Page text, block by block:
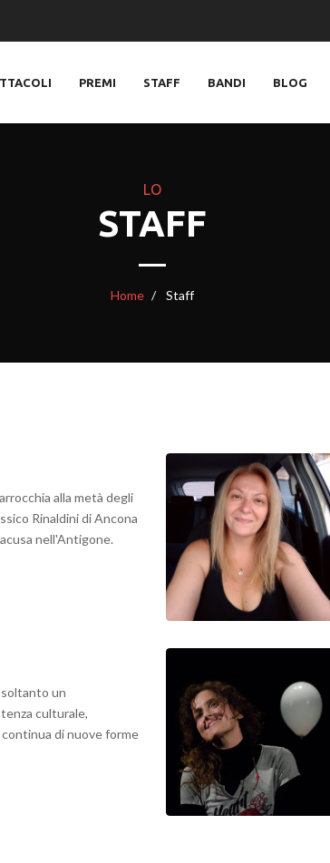
PREMI STAFF BANDI BLOG
LO
STAFF
Home Staff
alla metà degli
Rinaldini di Ancona
nell'Antigone.
un
culturale,
di nuove forme